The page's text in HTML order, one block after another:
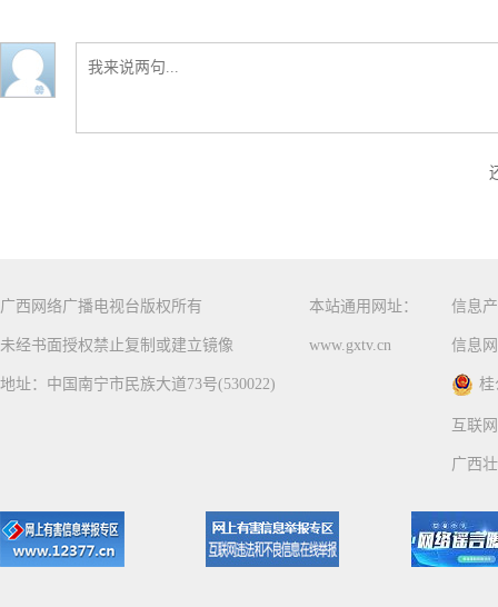
广西网络广播电视台版权所有
未经书面授权禁止复制或建立镜像
地址：中国南宁市民族大道73号(530022)
本站通用网址：
www.gxtv.cn
信息
信息
桂
互联
广西